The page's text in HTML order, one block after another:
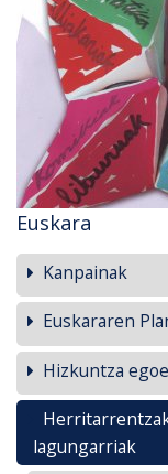
Euskara
Kanpainak
Euskararen
Hizkuntza
lagungarriak